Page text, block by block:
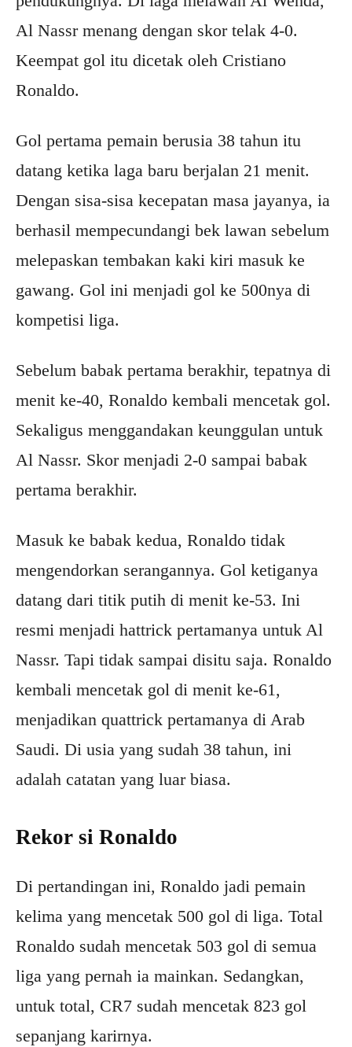
Al Nassr menang dengan skor telak 4-0.
Keempat gol itu dicetak oleh Cristiano
Ronaldo.
Gol pertama pemain berusia 38 tahun itu
datang ketika laga baru berjalan 21 menit.
Dengan sisa-sisa kecepatan masa jayanya, ia
berhasil mempecundangi bek lawan sebelum
melepaskan tembakan kaki kiri masuk ke
gawang. Gol ini menjadi gol ke 500nya di
kompetisi liga.
Sebelum babak pertama berakhir, tepatnya di
menit ke-40, Ronaldo kembali mencetak gol.
Sekaligus menggandakan keunggulan untuk
Al Nassr. Skor menjadi 2-0 sampai babak
pertama berakhir.
Masuk ke babak kedua, Ronaldo tidak
mengendorkan serangannya. Gol ketiganya
datang dari titik putih di menit ke-53. Ini
resmi menjadi hattrick pertamanya untuk Al
Nassr. Tapi tidak sampai disitu saja. Ronaldo
kembali mencetak gol di menit ke-61,
menjadikan quattrick pertamanya di Arab
Saudi. Di usia yang sudah 38 tahun, ini
adalah catatan yang luar biasa.
Rekor si Ronaldo
Di pertandingan ini, Ronaldo jadi pemain
kelima yang mencetak 500 gol di liga. Total
Ronaldo sudah mencetak 503 gol di semua
liga yang pernah ia mainkan. Sedangkan,
untuk total, CR7 sudah mencetak 823 gol
sepanjang karirnya.